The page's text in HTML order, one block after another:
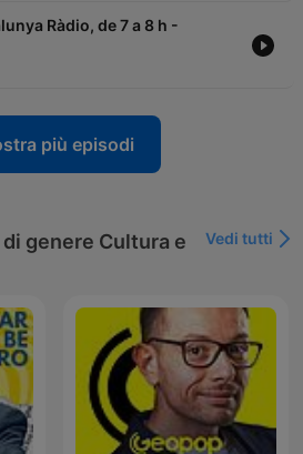
Ràdio, de 7 a 8 h -
più episodi
genere Cultura e
Vedi tutti